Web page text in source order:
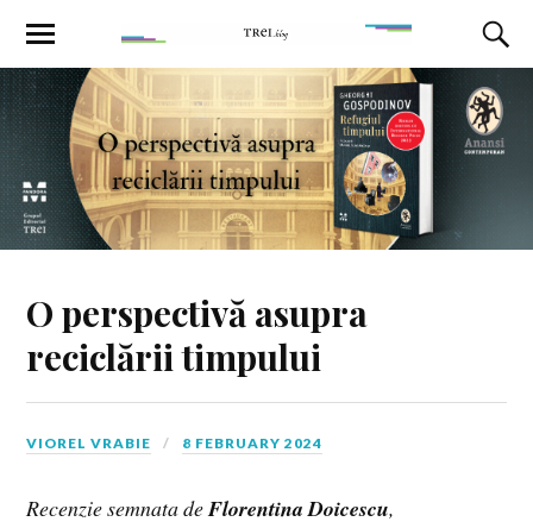
O perspectivă asupra
reciclării timpului
VIOREL VRABIE 8 FEBRUARY 2024
Recenzie semnata deFlorentina Doicescu,